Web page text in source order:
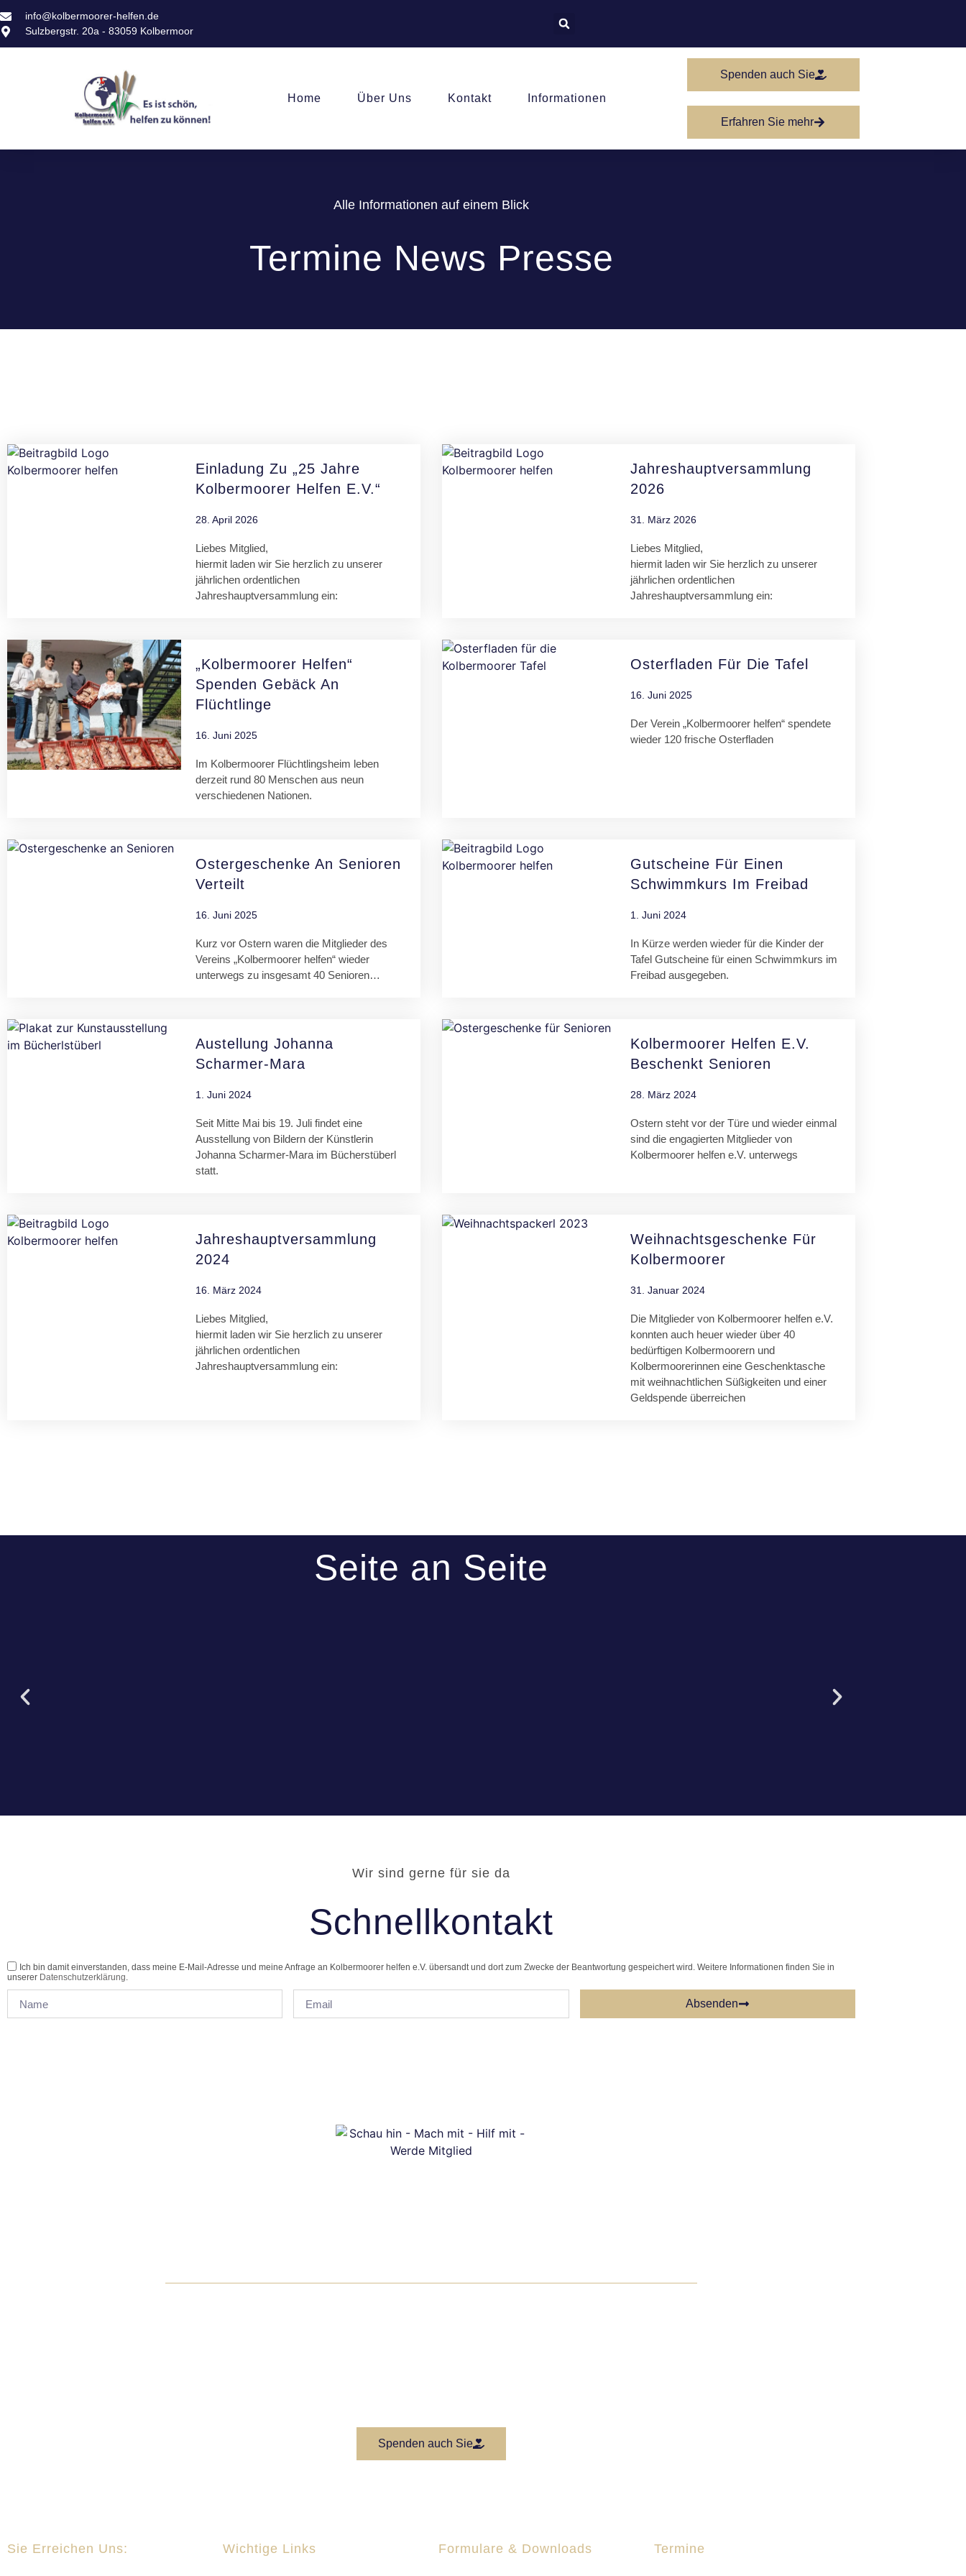
info@kolbermoorer-helfen.de
Sulzbergstr. 20a - 83059 Kolbermoor
Home Über Uns Kontakt Informationen
Spenden auch Sie
Erfahren Sie mehr
Alle Informationen auf einem Blick
Termine News Presse
Einladung Zu „25 Jahre
Kolbermoorer Helfen E.V.“
28. April 2026
Liebes Mitglied,
hiermit laden wir Sie herzlich zu unserer
jährlichen ordentlichen
Jahreshauptversammlung ein:
Jahreshauptversammlung
2026
31. März 2026
Liebes Mitglied,
hiermit laden wir Sie herzlich zu unserer
jährlichen ordentlichen
Jahreshauptversammlung ein:
„Kolbermoorer Helfen“
Spenden Gebäck An
Flüchtlinge
16. Juni 2025
Im Kolbermoorer Flüchtlingsheim leben
derzeit rund 80 Menschen aus neun
verschiedenen Nationen.
Osterfladen Für Die Tafel
16. Juni 2025
Der Verein „Kolbermoorer helfen“ spendete
wieder 120 frische Osterfladen
Ostergeschenke An Senioren
Verteilt
16. Juni 2025
Kurz vor Ostern waren die Mitglieder des
Vereins „Kolbermoorer helfen“ wieder
unterwegs zu insgesamt 40 Senioren…
Gutscheine Für Einen
Schwimmkurs Im Freibad
1. Juni 2024
In Kürze werden wieder für die Kinder der
Tafel Gutscheine für einen Schwimmkurs im
Freibad ausgegeben.
Austellung Johanna
Scharmer-Mara
1. Juni 2024
Seit Mitte Mai bis 19. Juli findet eine
Ausstellung von Bildern der Künstlerin
Johanna Scharmer-Mara im Bücherstüberl
statt.
Kolbermoorer Helfen E.V.
Beschenkt Senioren
28. März 2024
Ostern steht vor der Türe und wieder einmal
sind die engagierten Mitglieder von
Kolbermoorer helfen e.V. unterwegs
Jahreshauptversammlung
2024
16. März 2024
Liebes Mitglied,
hiermit laden wir Sie herzlich zu unserer
jährlichen ordentlichen
Jahreshauptversammlung ein:
Weihnachtsgeschenke Für
Kolbermoorer
31. Januar 2024
Die Mitglieder von Kolbermoorer helfen e.V.
konnten auch heuer wieder über 40
bedürftigen Kolbermoorern und
Kolbermoorerinnen eine Geschenktasche
mit weihnachtlichen Süßigkeiten und einer
Geldspende überreichen
Seite an Seite
Wir sind gerne für sie da
Schnellkontakt
Ich bin damit einverstanden, dass meine E-Mail-Adresse und meine Anfrage an Kolbermoorer helfen e.V. übersandt und dort zum Zwecke der Beantwortung gespeichert wird. Weitere Informationen finden Sie in
unserer Datenschutzerklärung.
Absenden
Spenden auch Sie
Sie Erreichen Uns: Wichtige Links Formulare & Downloads Termine